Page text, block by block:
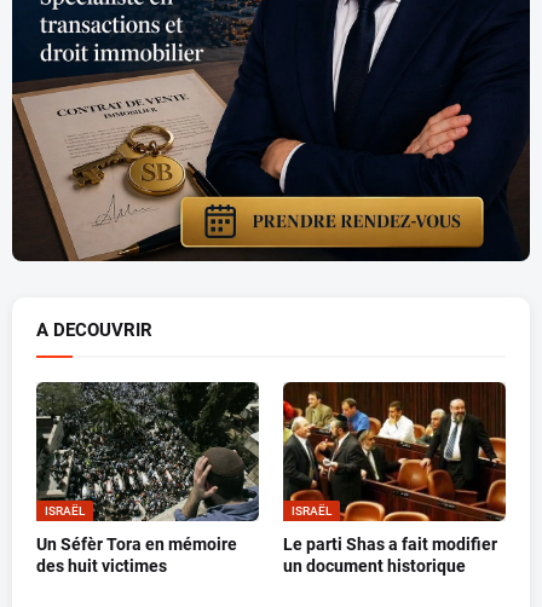
A DECOUVRIR
ISRAËL
Un Séfèr Tora en mémoire
des huit victimes
ISRAËL
Le parti Shas a fait modifier
un document historique